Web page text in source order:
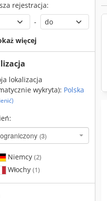
rejestracja:
-
więcej
lokalizacja
wykryta): Polska
(3)
Niemcy (2)
Włochy (1)